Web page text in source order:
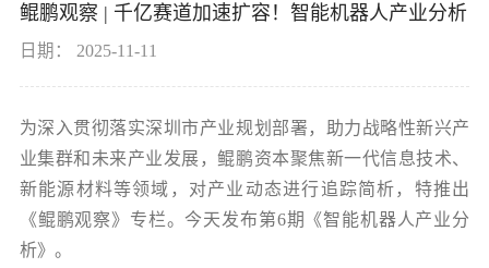
党的建
联系我
鲲鹏观察 | 千亿赛道加速扩容！智能机器人产业分析
日期： 2025-11-11
为深入贯彻落实深圳市产业规划部署，助力战略性新兴产
业集群和未来产业发展，鲲鹏资本聚焦新一代信息技术、
新能源材料等领域，对产业动态进行追踪简析，特推出
《鲲鹏观察》专栏。今天发布第6期《智能机器人产业分
析》。